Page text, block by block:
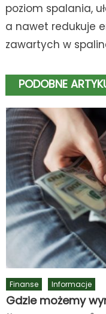
poziom spalania,
a nawet redukuje
zawartych w
PODOBNE
Finanse Informacje
Gdzie możemy